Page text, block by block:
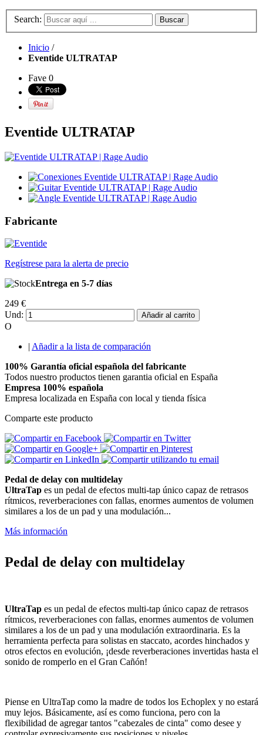
Search: Buscar
Inicio /
Eventide ULTRATAP
Fave 0
Eventide ULTRATAP
Fabricante
Regístrese para la alerta de precio
Entrega en 5-7 días
249 €
Und:
Añadir al carrito
O
| Añadir a la lista de comparación
100% Garantía oficial española del fabricante
Todos nuestro productos tienen garantia oficial en España
Empresa 100% española
Empresa localizada en España con local y tienda física
Comparte este producto
Pedal de delay con multidelay
UltraTap es un pedal de efectos multi-tap único capaz de retrasos
rítmicos, reverberaciones con fallas, enormes aumentos de volumen
similares a los de un pad y una modulación...
Más información
Pedal de delay con multidelay
UltraTap es un pedal de efectos multi-tap único capaz de retrasos
rítmicos, reverberaciones con fallas, enormes aumentos de volumen
similares a los de un pad y una modulación extraordinaria. Es la
herramienta perfecta para solistas en staccato, acordes hinchados y
otros efectos en evolución, ¡desde reverberaciones invertidas hasta el
sonido de romperlo en el Gran Cañón!
Piense en UltraTap como la madre de todos los Echoplex y no estará
muy lejos. Básicamente, así es como funciona, pero con la
flexibilidad de agregar tantos "cabezales de cinta" como desee y